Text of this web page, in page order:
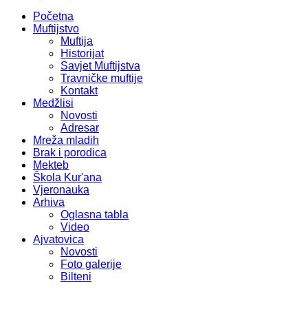
Početna
Muftijstvo
Muftija
Historijat
Savjet Muftijstva
Travničke muftije
Kontakt
Medžlisi
Novosti
Adresar
Mreža mladih
Brak i porodica
Mekteb
Škola Kur'ana
Vjeronauka
Arhiva
Oglasna tabla
Video
Ajvatovica
Novosti
Foto galerije
Bilteni